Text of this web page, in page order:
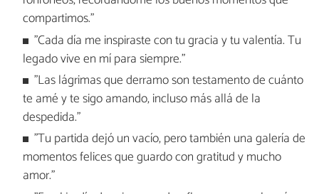
compartimos."
"Cada día me inspiraste con tu gracia y tu valentía. Tu
legado vive en mí para siempre."
"Las lágrimas que derramo son testamento de cuánto
te amé y te sigo amando, incluso más allá de la
despedida."
"Tu partida dejó un vacío, pero también una galería de
momentos felices que guardo con gratitud y mucho
amor."